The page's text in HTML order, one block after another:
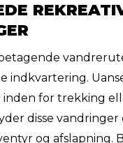
indkvartering.
for trekking
disse
og afslapning.